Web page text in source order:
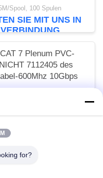
cable, cat7 lan cable
Spool, 100 Spulen
SIE MIT UNS IN
VERBINDUNG
7 Plenum PVC-
7112405 des
600Mhz 10Gbps
SIE MIT UNS IN
VERBINDUNG
for?